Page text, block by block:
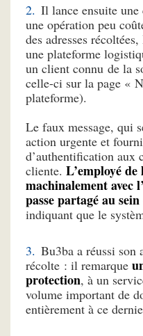
Il lance ensuite une
une opération peu
des adresses
une plateforme
un client connu de la
celle-ci sur la page «
plateforme).
Le faux message, qui
action urgente et
d’authentification aux
cliente. L’employé
machinalement avec
passe partagé au
indiquant que le
Bu3ba a réussi son
récolte : il remarque
protection, à un
volume important de
entièrement à ce